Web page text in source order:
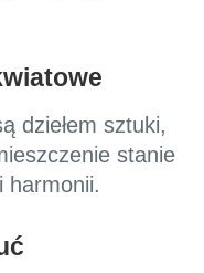
dziełem sztuki,
stanie
harmonii.